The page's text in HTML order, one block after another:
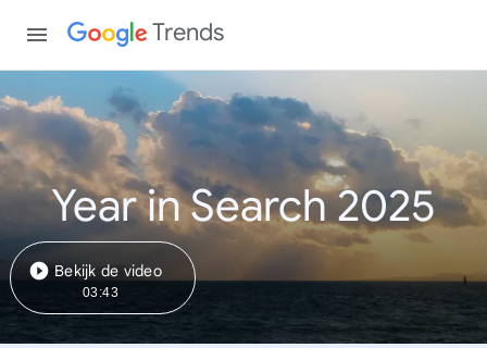
Trends
Year in Search 2025
Bekijk de video
03:43